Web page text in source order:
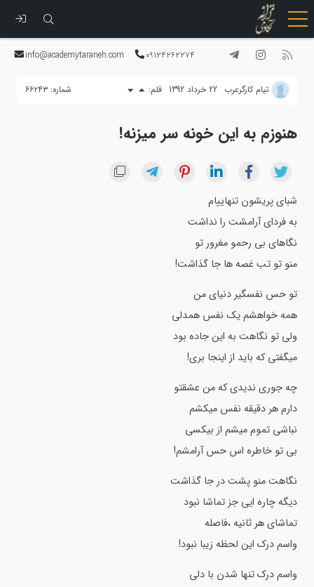
رفتن
به
09124262274
info@academytaraneh.com
تيام كارگرعرب 22 خرداد 1392 قلم: شماره: ۶۶۲۴۳
هنوزم به این خونه سر میزنه!
شبای پریشون تنهاییام
به فردای آرامشت را نداشت
نگاهای بی رحمو مغرور تو
منو تو تب غصه ها جا گذاشت!
تو حس نفسگیر دنیای من
همه خواهشم یک نفس همدلی
ولی تو نگاهت به این جاده بود
میگفتی که باید از اینجا بری!
چه جوری ندیدی که من عشقتو
دارم هر دقیقه نفس میکشم
نباشی تموم میشم از بیکسی
بی تو خاطره اس حس آرامشم!
نگاهت منو پشت در جا گذاشت
دیگه چاره ایی جز تماشا نبود
تماشای هر ثانیه ،فاصله
واسم درک این لحظه زیبا نبود!
واسم درک تنها شدن با دلی